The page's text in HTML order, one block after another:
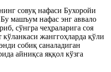
совуқ нафаси Бухоройи
машъум нафас энг аввало
сўнгра чеҳраларига соя
кўланкаси жанггоҳларда қўли
собиқ саналадиган
айниқса яққол кўзга